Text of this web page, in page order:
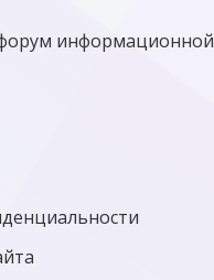
информационной